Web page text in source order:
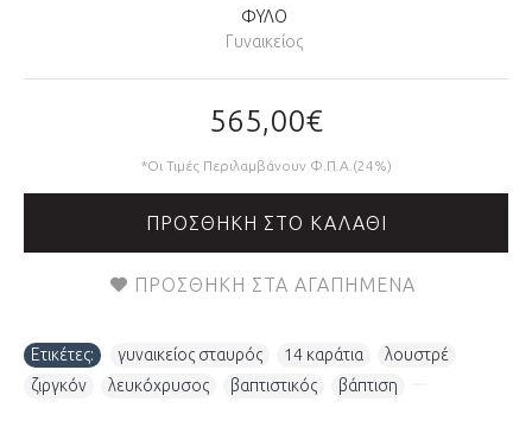
ΦΥΛΟ
Γυναικείος
565,00€
*Οι Τιμές Περιλαμβάνουν Φ.Π.Α.(24%)
ΠΡΟΣΘΉΚΗ ΣΤΟ ΚΑΛΆΘΙ
ΠΡΟΣΘΉΚΗ ΣΤΑ ΑΓΑΠΗΜΈΝΑ
Ετικέτες: γυναικείος σταυρός 14 καράτια λουστρέ
ζιργκόν
λευκόχρυσος βαπτιστικός βάπτιση